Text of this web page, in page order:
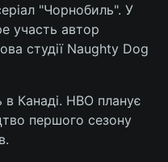
"Чорнобиль". У
участь автор
студії Naughty Dog
Канаді. HBO планує
першого сезону